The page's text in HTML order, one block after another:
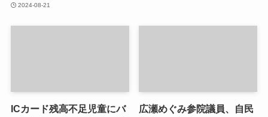
2024-08-21
ICカード残高不足児童にバ
広瀬めぐみ参院議員、自民